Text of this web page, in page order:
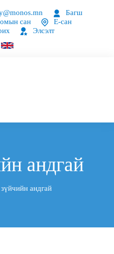
Багш
сан
Е-сан
Элсэлт
андгай
андгай